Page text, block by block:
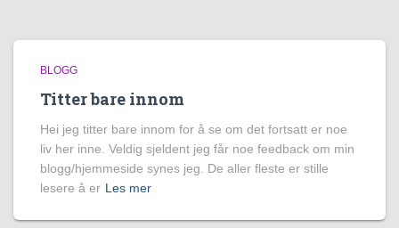
BLOGG
Titter bare innom
Hei jeg titter bare innom for å se om det fortsatt er noe
liv her inne. Veldig sjeldent jeg får noe feedback om min
blogg/hjemmeside synes jeg. De aller fleste er stille
lesere å er Les mer